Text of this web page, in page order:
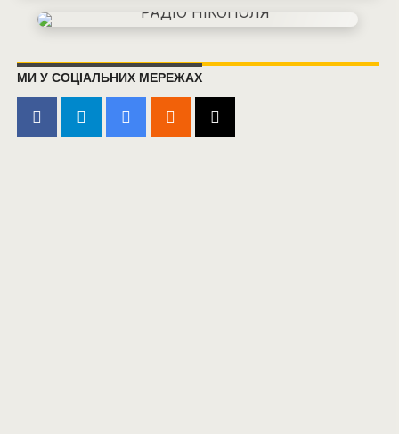
МИ У СОЦІАЛЬНИХ МЕРЕЖАХ